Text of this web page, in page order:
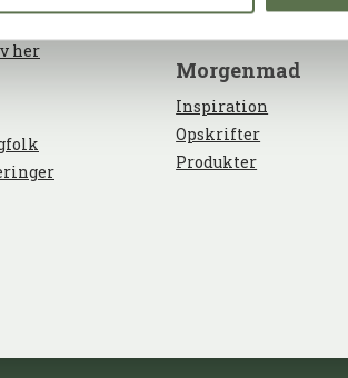
her
Bageskolen
morgenmad
Inspiration
Opskrifter
Produkter